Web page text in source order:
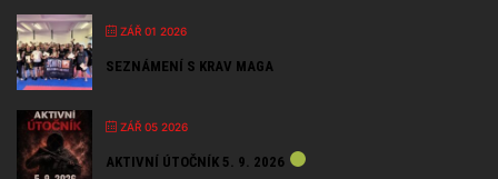
ZÁŘ 01 2026
SEZNÁMENÍ S KRAV MAGA
ZÁŘ 05 2026
AKTIVNÍ ÚTOČNÍK 5. 9. 2026